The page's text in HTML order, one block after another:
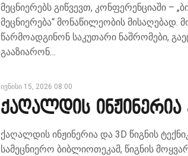
მეცნიერებს გიწვევთ, კონფერენციაში –
მეცნიერება“ მონაწილეობის მისაღებად.
წარმოადგინონ საკუთარი ნაშრომები,
გააზიარონ…
ივნისი 15, 2026 08:00
ქაღალდის ინჟინერია
ქაღალდის ინჟინერია და 3D წიგნის
სამეცნიერო ბიბლიოთეკამ, წიგნის